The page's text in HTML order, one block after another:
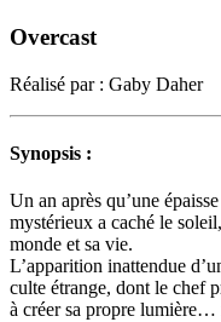
Overcast
Réalisé par : Gaby Daher
Synopsis :
Un an après qu’une
mystérieux a caché le
monde et sa vie.
L’apparition inattendue
culte étrange, dont le chef
à créer sa propre lumière…